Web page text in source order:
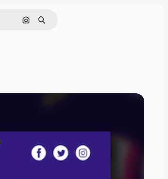
Cerca per immagine
Ricerca